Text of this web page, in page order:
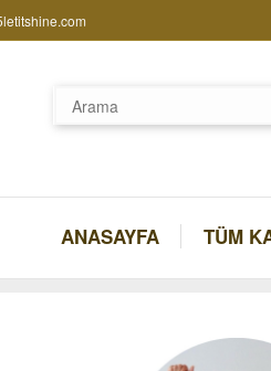
ANASAYFA TÜM